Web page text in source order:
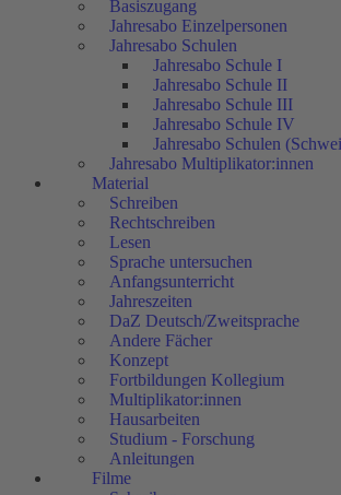
Basiszugang
Jahresabo Einzelpersonen
Jahresabo Schulen
Jahresabo Schule I
Jahresabo Schule II
Jahresabo Schule III
Jahresabo Schule IV
Jahresabo Schulen
Jahresabo Multiplikator:innen
Material
Schreiben
Rechtschreiben
Lesen
Sprache untersuchen
Anfangsunterricht
Jahreszeiten
DaZ Deutsch/Zweitsprache
Andere Fächer
Konzept
Fortbildungen Kollegium
Multiplikator:innen
Hausarbeiten
Studium - Forschung
Anleitungen
Filme